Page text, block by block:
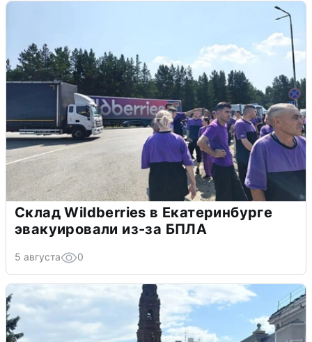
Склад Wildberries в Екатеринбурге
эвакуировали из-за БПЛА
5 августа 0